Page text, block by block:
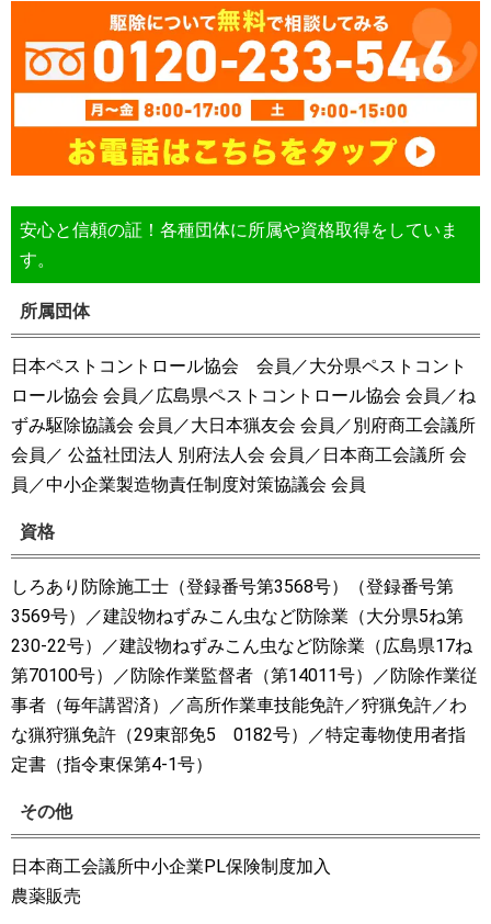
安心と信頼の証！各種団体に所属や資格取得をしていま
す。
所属団体
日本ペストコントロール協会 会員／大分県ペストコント
ロール協会 会員／広島県ペストコントロール協会 会員／ね
ずみ駆除協議会 会員／大日本猟友会 会員／別府商工会議所
会員／ 公益社団法人 別府法人会 会員／日本商工会議所 会
員／中小企業製造物責任制度対策協議会 会員
資格
しろあり防除施工士（登録番号第3568号）（登録番号第
3569号）／建設物ねずみこん虫など防除業（大分県5ね第
230-22号）／建設物ねずみこん虫など防除業（広島県17ね
第70100号）／防除作業監督者（第14011号）／防除作業従
事者（毎年講習済）／高所作業車技能免許／狩猟免許／わ
な猟狩猟免許（29東部免5 0182号）／特定毒物使用者指
定書（指令東保第4-1号）
その他
日本商工会議所中小企業PL保険制度加入
農薬販売